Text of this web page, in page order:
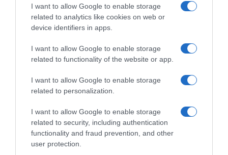
I want to allow Google to enable storage
related to analytics like cookies on web or
device identifiers in apps.
I want to allow Google to enable storage
related to functionality of the website or app.
I want to allow Google to enable storage
related to personalization.
I want to allow Google to enable storage
related to security, including authentication
functionality and fraud prevention, and other
user protection.
Δείτε τις προσπάθειες χελώνας να
γεννήσει σε παραλία της Ρόδου – Η
προειδοποίηση των κατοίκων (βίντεο)
Τροχαίο στον Κηφισό – Καθυστερήσεις
στο ρεύμα προς Πειραιά
Μητσοτάκης: “Η ενίσχυση της
παραγωγικής βάσης στρατηγική
προτεραιότητα για μία πιο ανταγωνιστική,
εξωστρεφή και ανθεκτική ελληνική
οικονομία”